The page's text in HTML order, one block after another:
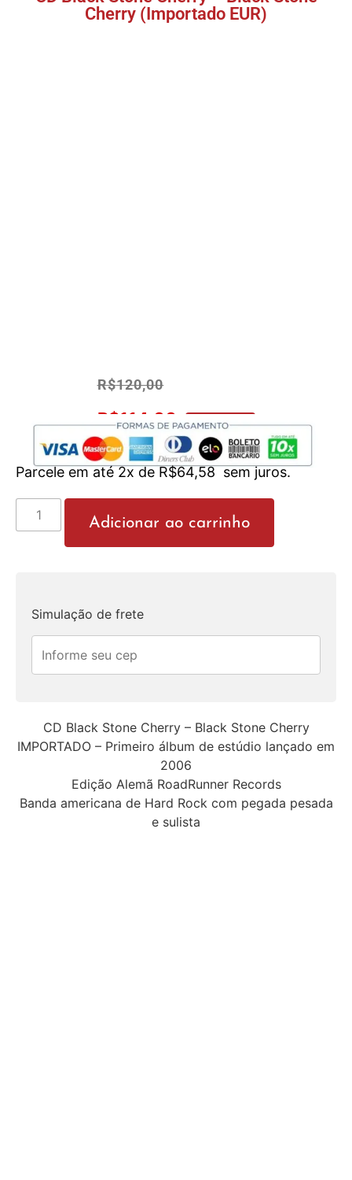
Cherry (Importado EUR)
R$120,00
R$114,00 No Pix 5% OFF
Parcele em até 2x deR$64,58 sem juros.
Adicionar ao carrinho
Simulação de frete
CD Black Stone Cherry – Black Stone Cherry
IMPORTADO – Primeiro álbum de estúdio lançado em
2006
Edição Alemã RoadRunner Records
Banda americana de Hard Rock com pegada pesada
e sulista